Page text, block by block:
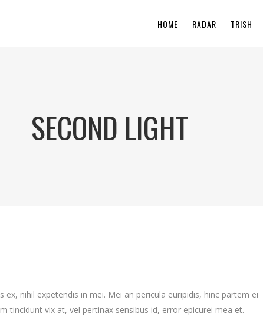
HOME RADAR TRISH
SECOND LIGHT
nihil expetendis in mei. Mei an pericula euripidis, hinc partem ei
tincidunt vix at, vel pertinax sensibus id, error epicurei mea et.